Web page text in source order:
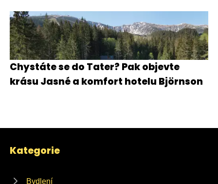
Chystáte se do Tater? Pak objevte
krásu Jasné a komfort hotelu Björnson
Kategorie
Bydlení